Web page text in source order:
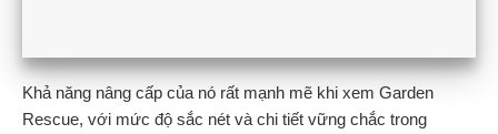
Khả năng nâng cấp của nó rất mạnh mẽ khi xem Garden
Rescue, với mức độ sắc nét và chi tiết vững chắc trong